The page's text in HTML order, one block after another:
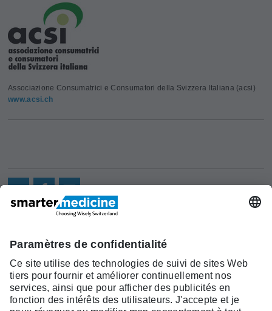
Associazione Consumatrici e Consumatori della Svizzera Italiana (acsi)
www.acsi.ch
smarter
medicine?
Liste Top 5
Recherche
Contact
c/o Société Suisse de Médécine
Interne Générale
Monbijoustrasse 43, Case postale,
3001 Berne
Tél. +41 31 370 40 00, Fax +41 31
370 40 19